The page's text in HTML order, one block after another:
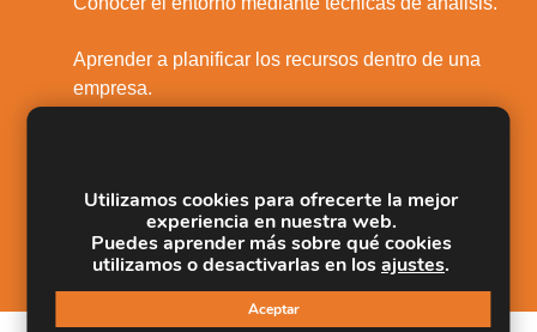
Aprender a planificar los recursos dentro de una
empresa.
Asimilar técnicas de motivación dentro de un
equipo de trabajo.
Utilizamos cookies para ofrecerte la mejor
experiencia en nuestra web.
Puedes aprender más sobre qué cookies
utilizamos o desactivarlas en losajustes.
Aceptar